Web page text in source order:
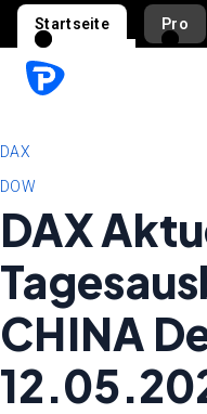
Startseite Pro
DAX
DOW
DAX
CHINA